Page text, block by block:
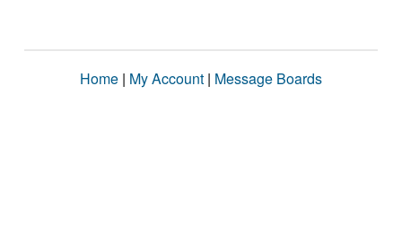
Home | My Account | Message Boards